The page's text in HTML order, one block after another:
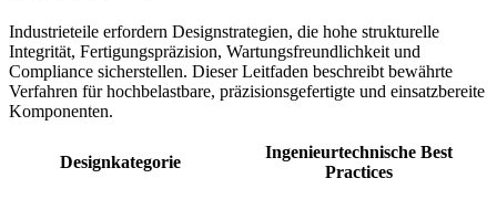
Industrieteile erfordern Designstrategien, die hohe strukturelle
Integrität, Fertigungspräzision, Wartungsfreundlichkeit und
Compliance sicherstellen. Dieser Leitfaden beschreibt bewährte
Verfahren für hochbelastbare, präzisionsgefertigte und einsatzbereite
Komponenten.
Designkategorie
Ingenieurtechnische Best
Practices